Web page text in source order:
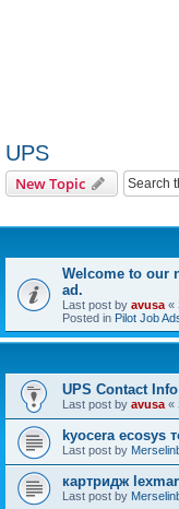
UPS
New Topic
Welcome to our
ad.
Last post by avusa «
Posted in Pilot Job
UPS Contact Info
Last post by avusa «
kyocera ecosys
Last post by
картридж
Last post by